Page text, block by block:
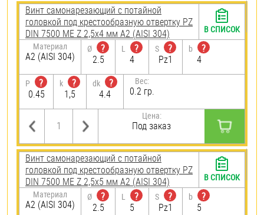
Винт самонарезающий c потайной
головкой под крестообразную отвертку PZ
DIN 7500 ME Z 2,5х4 мм А2 (AISI 304)
Материал
А2 (AISI 304)
Ø
?
2.5
L
?
4
S
?
Pz1
b
?
4
P
?
0.45
k
?
1,5
dk
?
4.4
Вес:
0.2 гр.
Цена:
Под заказ
В СПИСОК
Винт самонарезающий c потайной
головкой под крестообразную отвертку PZ
DIN 7500 ME Z 2,5х5 мм А2 (AISI 304)
Материал
А2 (AISI 304)
Ø
?
2.5
L
?
5
S
?
Pz1
b
?
5
В СПИСОК